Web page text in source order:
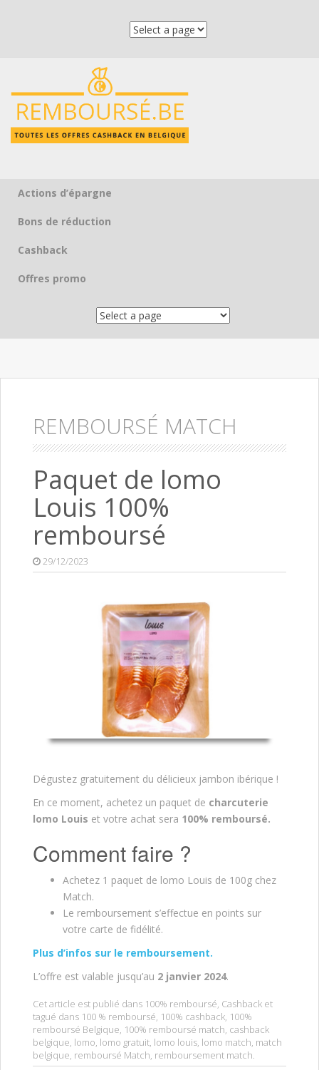
Skip to content
Actions d’épargne
Bons de réduction
Cashback
Offres promo
REMBOURSÉ MATCH
Paquet de lomo
Louis 100%
remboursé
29/12/2023
Dégustez gratuitement du délicieux jambon ibérique !
En ce moment, achetez un paquet de charcuterie
lomo Louis et votre achat sera 100% remboursé.
Comment faire ?
Achetez 1 paquet de lomo Louis de 100g chez
Match.
Le remboursement s’effectue en points sur
votre carte de fidélité.
Plus d’infos sur le remboursement.
L’offre est valable jusqu’au 2 janvier 2024.
Cet article est publié dans 100% remboursé, Cashback et
tagué dans 100 % remboursé, 100% cashback, 100%
remboursé Belgique, 100% remboursé match, cashback
belgique, lomo, lomo gratuit, lomo louis, lomo match, match
belgique, remboursé Match, remboursement match.